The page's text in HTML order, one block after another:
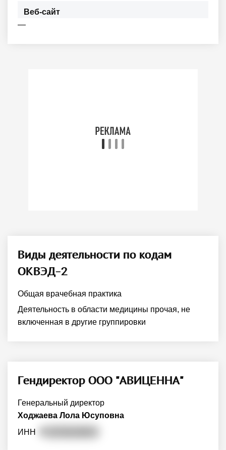
Веб-сайт
—
Виды деятельности по кодам
ОКВЭД-2
Общая врачебная практика
Деятельность в области медицины прочая, не
включенная в другие группировки
Гендиректор ООО "АВИЦЕННА"
Генеральный директор
Ходжаева Лола Юсуповна
ИНН